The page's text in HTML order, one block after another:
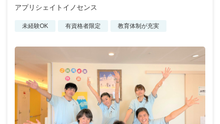
アプリシェイトイノセンス
未経験OK 有資格者限定 教育体制が充実